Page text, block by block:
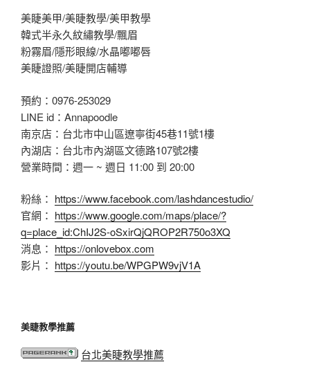
美睫美甲/美睫教學/美甲教學
韓式半永久紋繡教學/飄眉
粉霧眉/隱形眼線/水晶嘟嘟唇
美睫證照/美睫開店輔導
預約：0976-253029
LINE id：Annapoodle
南京店：台北市中山區遼寧街45巷11號1樓
內湖店：台北市內湖區文德路107號2樓
營業時間：週一 ~ 週日 11:00 到 20:00
粉絲： https://www.facebook.com/lashdancestudio/
官網： https://www.google.com/maps/place/?
q=place_id:ChIJ2S-oSxirQjQROP2R750o3XQ
消息： https://onlovebox.com
影片： https://youtu.be/WPGPW9vjV1A
美睫教學推薦
台北美睫教學推薦